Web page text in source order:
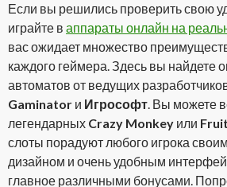
Если вы решились проверить свою
играйте в аппараты онлайн на
вас ожидает множество
каждого геймера. Здесь вы найдете
автоматов от ведущих
Gaminator и Игрософт. Вы можете
легендарных Crazy Monkey или
слоты порадуют любого игрока
дизайном и очень удобным
главное различными бонусами.